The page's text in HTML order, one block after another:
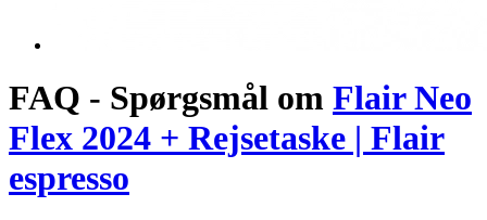
FAQ - Spørgsmål om Flair Neo
Flex 2024 + Rejsetaske | Flair
espresso